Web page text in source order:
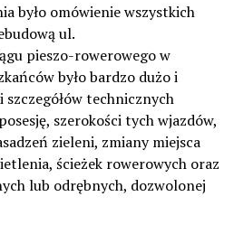
było omówienie wszystkich
ul.
pieszo-rowerowego w
było bardzo dużo i
technicznych
szerokości tych wjazdów,
zieleni, zmiany miejsca
ścieżek rowerowych oraz
lub odrębnych, dozwolonej